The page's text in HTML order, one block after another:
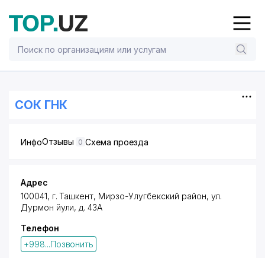
СОК ГНК
ИнфоОтзывы 0 Схема проезда
Адрес
100041, г. Ташкент, Мирзо-Улугбекский район, ул.
Дурмон йули, д. 43А
Телефон
+998...Позвонить